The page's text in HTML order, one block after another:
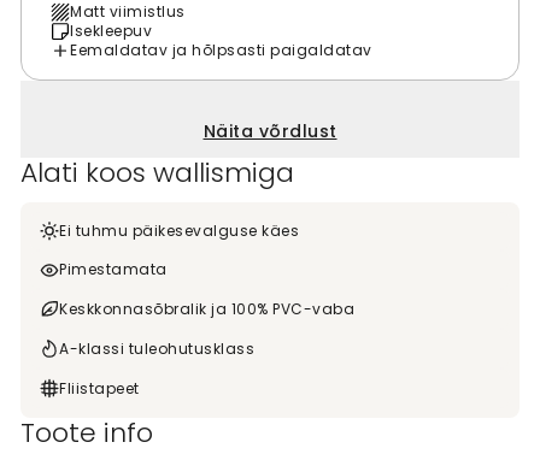
Matt viimistlus
Isekleepuv
Eemaldatav ja hõlpsasti paigaldatav
Näita võrdlust
Alati koos wallismiga
Ei tuhmu päikesevalguse käes
Pimestamata
Keskkonnasõbralik ja 100% PVC-vaba
A-klassi tuleohutusklass
Fliistapeet
Toote info